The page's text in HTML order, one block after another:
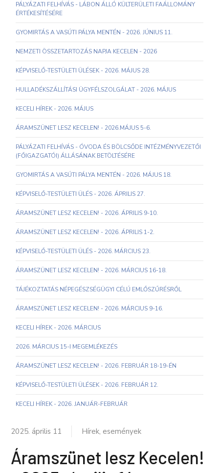
PÁLYÁZATI FELHÍVÁS - LÁBON ÁLLÓ KÜLTERÜLETI FAÁLLOMÁNY
ÉRTÉKESÍTÉSÉRE
GYOMIRTÁS A VASÚTI PÁLYA MENTÉN - 2026. JÚNIUS 11.
NEMZETI ÖSSZETARTOZÁS NAPJA KECELEN - 2026
KÉPVISELŐ-TESTÜLETI ÜLÉSEK - 2026. MÁJUS 28.
HULLADÉKSZÁLLÍTÁSI ÜGYFÉLSZOLGÁLAT - 2026. MÁJUS
KECELI HÍREK - 2026. MÁJUS
ÁRAMSZÜNET LESZ KECELEN! - 2026.MÁJUS 5-6.
PÁLYÁZATI FELHÍVÁS - ÓVODA ÉS BÖLCSŐDE INTÉZMÉNYVEZETŐI
(FŐIGAZGATÓI) ÁLLÁSÁNAK BETÖLTÉSÉRE
GYOMIRTÁS A VASÚTI PÁLYA MENTÉN - 2026. MÁJUS 18.
KÉPVISELŐ-TESTÜLETI ÜLÉS - 2026. ÁPRILIS 27.
ÁRAMSZÜNET LESZ KECELEN! - 2026. ÁPRILIS 9-10.
ÁRAMSZÜNET LESZ KECELEN! - 2026. ÁPRILIS 1-2.
KÉPVISELŐ-TESTÜLETI ÜLÉS - 2026. MÁRCIUS 23.
ÁRAMSZÜNET LESZ KECELEN! - 2026. MÁRCIUS 16-18.
TÁJÉKOZTATÁS NÉPEGÉSZSÉGÜGYI CÉLÚ EMLŐSZŰRÉSRŐL
ÁRAMSZÜNET LESZ KECELEN! - 2026. MÁRCIUS 9-16.
KECELI HÍREK - 2026. MÁRCIUS
2026. MÁRCIUS 15-I MEGEMLÉKEZÉS
ÁRAMSZÜNET LESZ KECELEN! - 2026. FEBRUÁR 18-19-ÉN
KÉPVISELŐ-TESTÜLETI ÜLÉSEK - 2026. FEBRUÁR 12.
KECELI HÍREK - 2026. JANUÁR-FEBRUÁR
2025. április 11 Hírek, események
Áramszünet lesz Kecelen!